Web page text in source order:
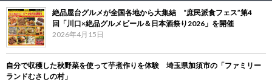
絶品屋台グルメが全国各地から大集結 “庶民派食フェス”第4
回「川口×絶品グルメビール＆日本酒祭り2026」を開催
2026年4月15日
自分で収穫した秋野菜を使って芋煮作りを体験 埼玉県加須市の「ファミリー
ランドむさしの村」